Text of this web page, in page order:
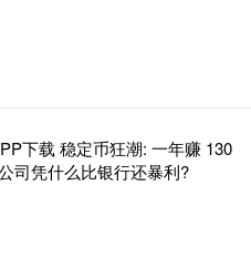
下载 稳定币狂潮: 一年赚 130
司凭什么比银行还暴利?